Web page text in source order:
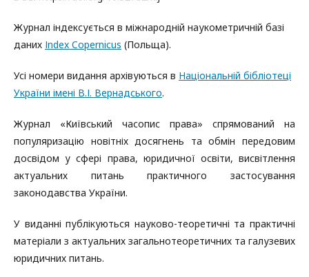
Журнал індексується в міжнародній наукометричній базі
даних Іndex Copernicus (Польща).
Усі номери видання архівуються в Національній бібліотеці
України імені В.І. Вернадського.
Журнал «Київський часопис права» спрямований на
популяризацію новітніх досягнень та обмін передовим
досвідом у сфері права, юридичної освіти, висвітлення
актуальних питань практичного застосування
законодавства України.
У виданні публікуються науково-теоретичні та практичні
матеріали з актуальних загальнотеоретичних та галузевих
юридичних питань.